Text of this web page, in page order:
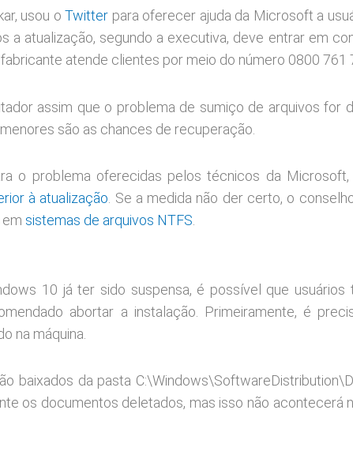
usou oTwitter para oferecer ajuda da Microsoft a
a atualização, segundo a executiva, deve entrar em
atende clientes por meio do número 0800 761
assim que o problema de sumiço de arquivos for
são as chances de recuperação.
o problema oferecidas pelos técnicos da
à atualização. Se a medida não der certo, o
sistemas de arquivos NTFS.
10 já ter sido suspensa, é possível que usuários
abortar a instalação. Primeiramente, é
na máquina.
baixados da pasta
os documentos deletados, mas isso não acontecerá